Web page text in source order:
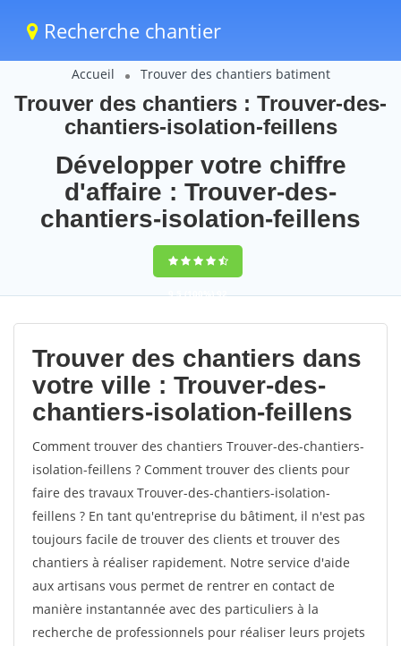
Recherche chantier
Accueil Trouver des chantiers batiment
Trouver des chantiers : Trouver-des-
chantiers-isolation-feillens
Développer votre chiffre
d'affaire : Trouver-des-
chantiers-isolation-feillens
9,5(100%)92
votes
Trouver des chantiers dans
votre ville : Trouver-des-
chantiers-isolation-feillens
Comment trouver des chantiers Trouver-des-chantiers-
isolation-feillens ? Comment trouver des clients pour
faire des travaux Trouver-des-chantiers-isolation-
feillens ? En tant qu'entreprise du bâtiment, il n'est pas
toujours facile de trouver des clients et trouver des
chantiers à réaliser rapidement. Notre service d'aide
aux artisans vous permet de rentrer en contact de
manière instantannée avec des particuliers à la
recherche de professionnels pour réaliser leurs projets